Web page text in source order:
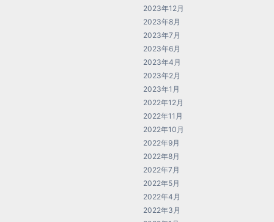
2023年12月
2023年8月
2023年7月
2023年6月
2023年4月
2023年2月
2023年1月
2022年12月
2022年11月
2022年10月
2022年9月
2022年8月
2022年7月
2022年5月
2022年4月
2022年3月